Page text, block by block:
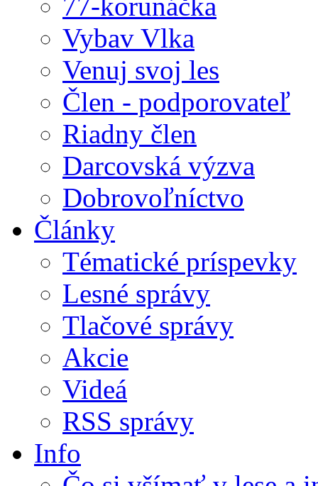
Vybav Vlka
Venuj svoj les
Člen - podporovateľ
Riadny člen
Darcovská výzva
Dobrovoľníctvo
Články
Tématické príspevky
Lesné správy
Tlačové správy
Akcie
Videá
RSS správy
Info